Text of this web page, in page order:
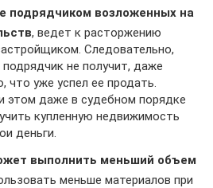
подрядчиком возложенных на
, ведет к расторжению
Следовательно,
не получит, даже
что уже успел ее продать.
этом даже в судебном порядке
купленную недвижимость
деньги.
выполнить меньший объем
меньше материалов при